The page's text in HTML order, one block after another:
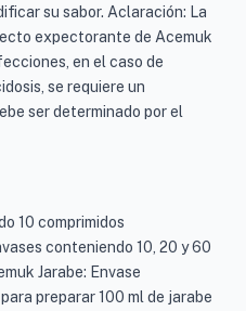
su sabor. Aclaración: La
expectorante de Acemuk
en el caso de
se requiere un
ser determinado por el
10 comprimidos
conteniendo 10, 20 y 60
Jarabe: Envase
preparar 100 ml de jarabe